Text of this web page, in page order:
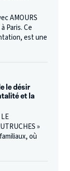
AMOURS
Paris. Ce
est une
le désir
et la
»
où